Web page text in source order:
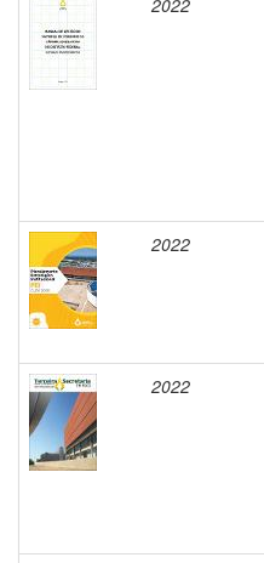
2022
2022
2022